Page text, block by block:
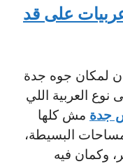
على قد
لمكان جوه جدة
نوع العربية اللي
جدة مش كلها
البسيطة،
وكمان فيه